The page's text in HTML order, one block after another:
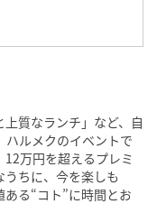
質なランチ」など、自
ルメクのイベントで
万円を超えるプレミ
ちに、今を楽しも
る“コト”に時間とお